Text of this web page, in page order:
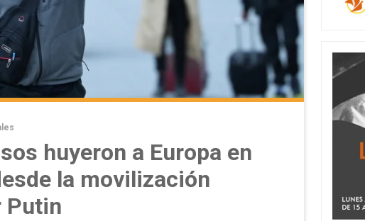
huyeron a Europa en
la movilización
Putin